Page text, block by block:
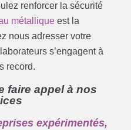
renforcer la sécurité
métallique est la
nous adresser votre
s’engagent à
record.
faire appel à nos
expérimentés,